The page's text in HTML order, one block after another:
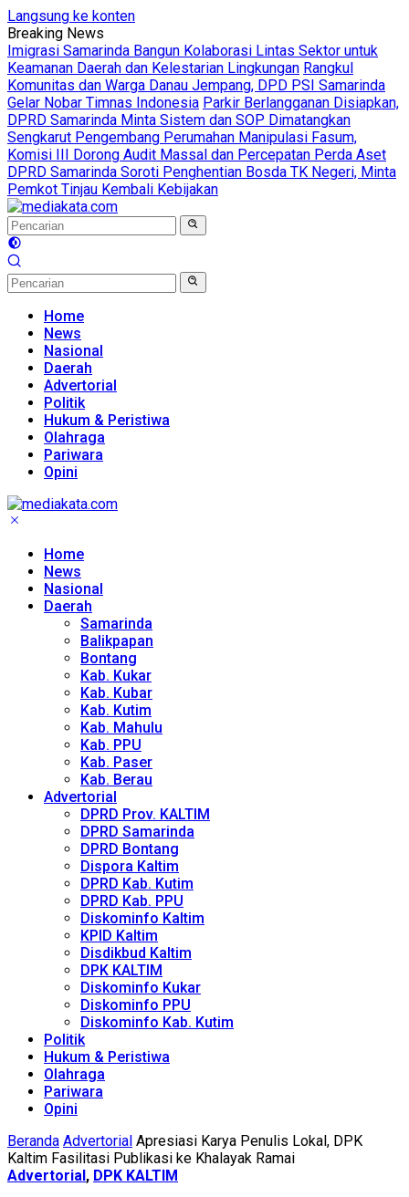
Langsung ke konten
Breaking News
Imigrasi Samarinda Bangun Kolaborasi Lintas Sektor untuk
Keamanan Daerah dan Kelestarian Lingkungan Rangkul
Komunitas dan Warga Danau Jempang, DPD PSI Samarinda
Gelar Nobar Timnas Indonesia Parkir Berlangganan Disiapkan,
DPRD Samarinda Minta Sistem dan SOP Dimatangkan
Sengkarut Pengembang Perumahan Manipulasi Fasum,
Komisi III Dorong Audit Massal dan Percepatan Perda Aset
DPRD Samarinda Soroti Penghentian Bosda TK Negeri, Minta
Pemkot Tinjau Kembali Kebijakan
Home
News
Nasional
Daerah
Advertorial
Politik
Hukum & Peristiwa
Olahraga
Pariwara
Opini
Home
News
Nasional
Daerah
Samarinda
Balikpapan
Bontang
Kab. Kukar
Kab. Kubar
Kab. Kutim
Kab. Mahulu
Kab. PPU
Kab. Paser
Kab. Berau
Advertorial
DPRD Prov. KALTIM
DPRD Samarinda
DPRD Bontang
Dispora Kaltim
DPRD Kab. Kutim
DPRD Kab. PPU
Diskominfo Kaltim
KPID Kaltim
Disdikbud Kaltim
DPK KALTIM
Diskominfo Kukar
Diskominfo PPU
Diskominfo Kab. Kutim
Politik
Hukum & Peristiwa
Olahraga
Pariwara
Opini
Beranda Advertorial Apresiasi Karya Penulis Lokal, DPK
Kaltim Fasilitasi Publikasi ke Khalayak Ramai
Advertorial, DPK KALTIM